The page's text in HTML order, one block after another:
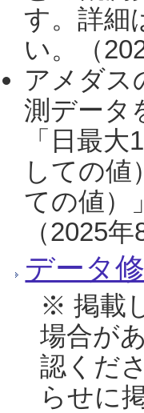
す。詳細
い。（
アメダス
測データ
「日最
しての値
ての値）
（2025年
データ
※ 掲載
場合が
認くだ
らせに